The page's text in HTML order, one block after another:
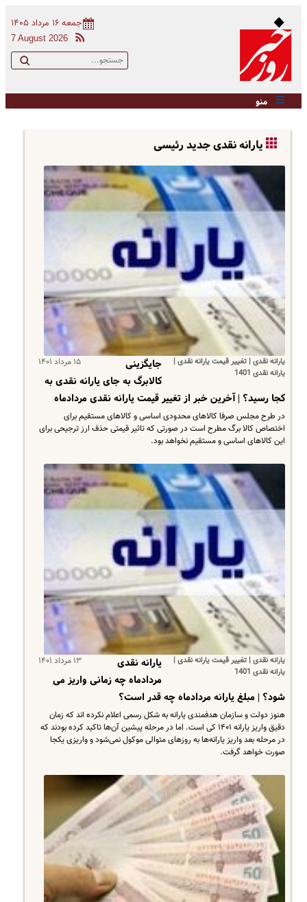
جمعه ۱۶ مرداد ۱۴۰۵
7 August 2026
منو
یارانه نقدی جدید رئیسی
یارانه نقدی | تغییر قیمت یارانه نقدی |
یارانه نقدی 1401
۱۵ مرداد ۱۴۰۱
جایگزینی
کالابرگ به جای یارانه نقدی به
کجا رسید؟ | آخرین خبر از تغییر قیمت یارانه نقدی مردادماه
در طرح مجلس صرفا کالاهای محدودی اساسی و کالاهای مستقیم برای
اختصاص کالا برگ مطرح است در صورتی که تاثیر قیمتی حذف ارز ترجیحی برای
این کالاهای اساسی و مستقیم نخواهد بود.
یارانه نقدی | تغییر قیمت یارانه نقدی |
یارانه نقدی 1401
۱۳ مرداد ۱۴۰۱
یارانه نقدی
مردادماه چه زمانی واریز می
شود؟ | مبلغ یارانه مردادماه چه قدر است؟
هنوز دولت و سازمان هدفمندی یارانه به شکل رسمی اعلام نکرده اند که زمان
دقیق واریز یارانه ۱۴۰۱ کی است. اما در مرحله پیشین آن‌ها تاکید کرده بودند که
در مرحله بعد واریز یارانه‌ها به روز‌های متوالی موکول نمی‌شود و واریزی یکجا
صورت خواهد گرفت.